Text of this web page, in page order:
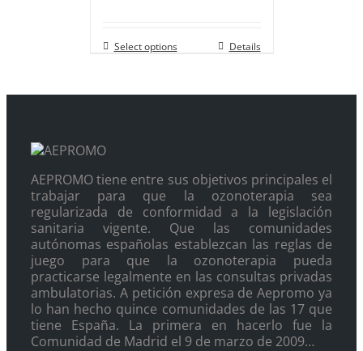
Select options Details
AEPROMO tiene entre sus objetivos principales el
trabajar para que la ozonoterapia sea
regularizada de conformidad a la legislación
sanitaria vigente. Que las comunidades
autónomas españolas establezcan las reglas de
juego para que la ozonoterapia pueda
practicarse legalmente en las consultas privadas
ambulatorias. A petición expresa de Aepromo ya
lo han hecho quince comunidades de las 17 que
tiene España. La primera en hacerlo fue la
Comunidad de Madrid el 9 de marzo de 2009…